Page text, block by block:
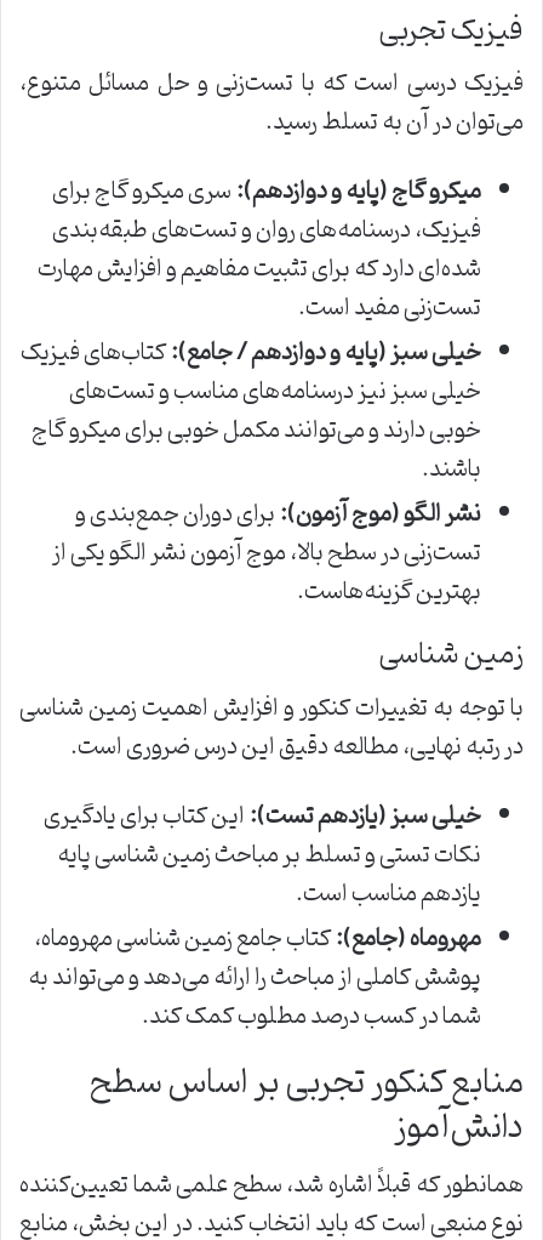
فیزیک تجربی
فیزیک درسی است که با تست‌زنی و حل مسائل متنوع،
می‌توان در آن به تسلط رسید.
میکرو گاج (پایه و دوازدهم):سری میکرو گاج برای
فیزیک، درسنامه‌های روان و تست‌های طبقه‌بندی
شده‌ای دارد که برای تثبیت مفاهیم و افزایش مهارت
تست‌زنی مفید است.
خیلی سبز (پایه و دوازدهم / جامع):کتاب‌های فیزیک
خیلی سبز نیز درسنامه‌های مناسب و تست‌های
خوبی دارند و می‌توانند مکمل خوبی برای میکرو گاج
باشند.
نشر الگو (موج آزمون):برای دوران جمع‌بندی و
تست‌زنی در سطح بالا، موج آزمون نشر الگو یکی از
بهترین گزینه‌هاست.
زمین شناسی
با توجه به تغییرات کنکور و افزایش اهمیت زمین شناسی
در رتبه نهایی، مطالعه دقیق این درس ضروری است.
خیلی سبز (یازدهم تست):این کتاب برای یادگیری
نکات تستی و تسلط بر مباحث زمین شناسی پایه
یازدهم مناسب است.
مهروماه (جامع):کتاب جامع زمین شناسی مهروماه،
پوشش کاملی از مباحث را ارائه می‌دهد و می‌تواند به
شما در کسب درصد مطلوب کمک کند.
منابع کنکور تجربی بر اساس سطح
دانش‌آموز
همانطور که قبلاً اشاره شد، سطح علمی شما تعیین‌کننده
نوع منبعی است که باید انتخاب کنید. در این بخش، منابع